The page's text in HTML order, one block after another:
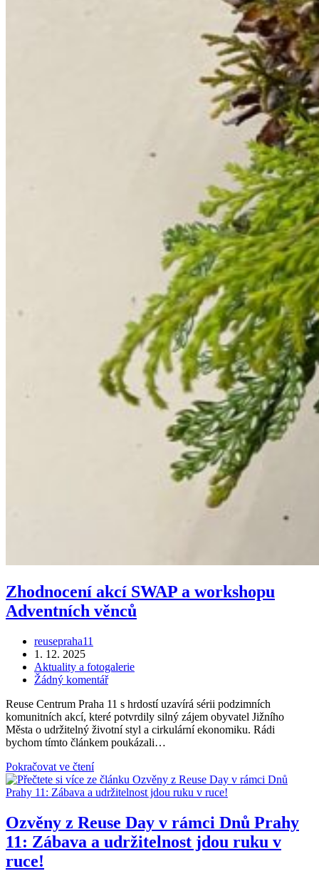
Zhodnocení akcí SWAP a workshopu
Adventních věnců
Autor
příspěvku
reusepraha11
Příspěvek
byl
publikován
1. 12. 2025
Rubriky
příspěvku
Aktuality a fotogalerie
Komentáře
příspěvku
Žádný komentář
Reuse Centrum Praha 11 s hrdostí uzavírá sérii podzimních
komunitních akcí, které potvrdily silný zájem obyvatel Jižního
Města o udržitelný životní styl a cirkulární ekonomiku. Rádi
bychom tímto článkem poukázali…
Pokračovat ve čteníZhodnocení
akcí
SWAP
workshopu
Adventních
věnců
Ozvěny z Reuse Day v rámci Dnů Prahy
11: Zábava a udržitelnost jdou ruku v
ruce!